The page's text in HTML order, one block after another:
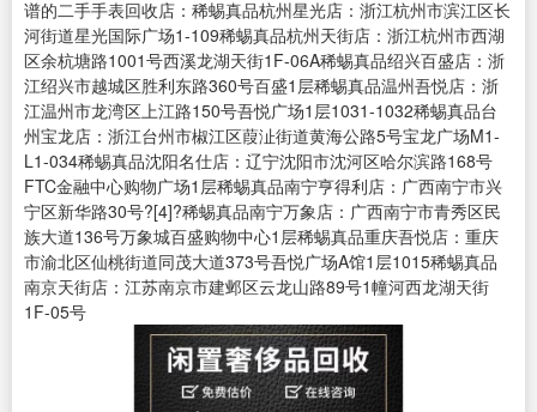
谱的二手手表回收店：稀蜴真品杭州星光店：浙江杭州市滨江区长
河街道星光国际广场1-109稀蜴真品杭州天街店：浙江杭州市西湖
区余杭塘路1001号西溪龙湖天街1F-06A稀蜴真品绍兴百盛店：浙
江绍兴市越城区胜利东路360号百盛1层稀蜴真品温州吾悦店：浙
江温州市龙湾区上江路150号吾悦广场1层1031-1032稀蜴真品台
州宝龙店：浙江台州市椒江区葭沚街道黄海公路5号宝龙广场M1-
L1-034稀蜴真品沈阳名仕店：辽宁沈阳市沈河区哈尔滨路168号
FTC金融中心购物广场1层稀蜴真品南宁亨得利店：广西南宁市兴
宁区新华路30号?[4]?稀蜴真品南宁万象店：广西南宁市青秀区民
族大道136号万象城百盛购物中心1层稀蜴真品重庆吾悦店：重庆
市渝北区仙桃街道同茂大道373号吾悦广场A馆1层1015稀蜴真品
南京天街店：江苏南京市建邺区云龙山路89号1幢河西龙湖天街
1F-05号